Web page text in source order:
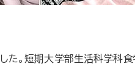
した。短期大学部生活科学